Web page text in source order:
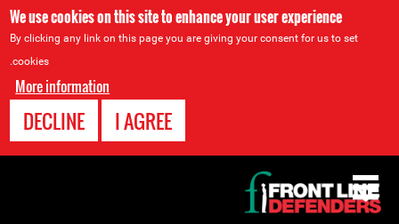
We use cookies on this site to enhance your user experience
By clicking any link on this page you are giving your consent for us to set
cookies.
More information
I AGREE
DECLINE
to
top